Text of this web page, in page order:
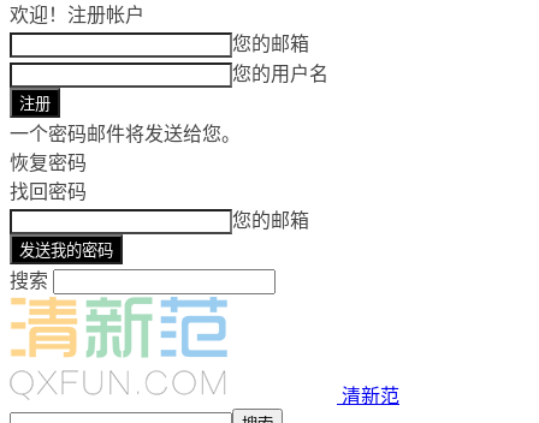
欢迎！ 注册帐户
您的邮箱
您的用户名
一个密码邮件将发送给您。
恢复密码
找回密码
您的邮箱
搜索
清新范